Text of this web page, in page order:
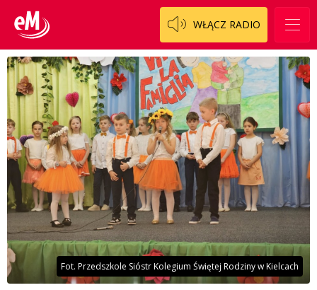
WŁĄCZ RADIO
Fot. Przedszkole Sióstr Kolegium Świętej Rodziny w Kielcach